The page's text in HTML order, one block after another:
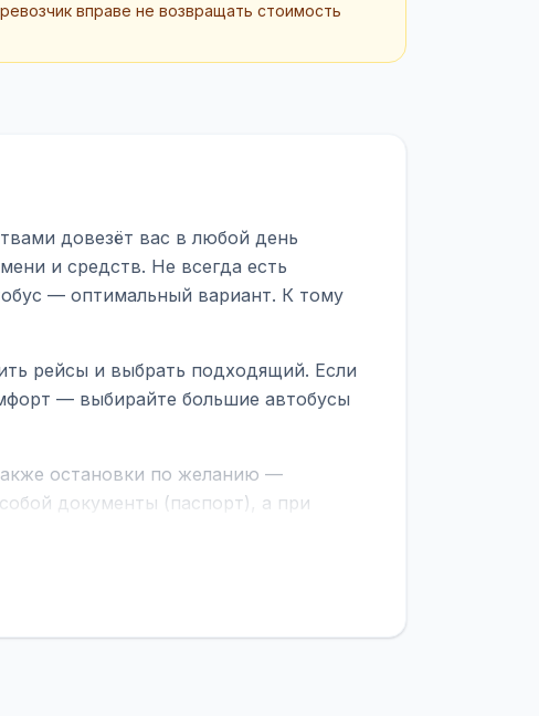
вправе не возвращать стоимость
довезёт вас в любой день
и средств. Не всегда есть
— оптимальный вариант. К тому
рейсы и выбрать подходящий. Если
— выбирайте большие автобусы
остановки по желанию —
документы (паспорт), а при
отопление, зарядка
и цену. Кнопка «Детали рейса»